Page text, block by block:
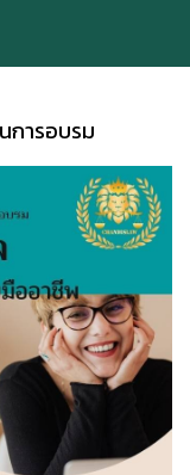
การอบรม